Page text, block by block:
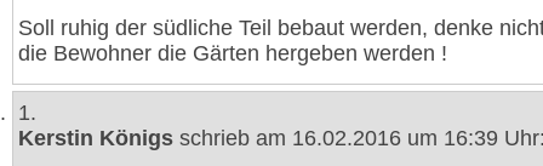
Soll ruhig der südliche Teil bebaut werden, denke
die Bewohner die Gärten hergeben werden !
1.
Kerstin Königs schrieb am 16.02.2016 um 16:39